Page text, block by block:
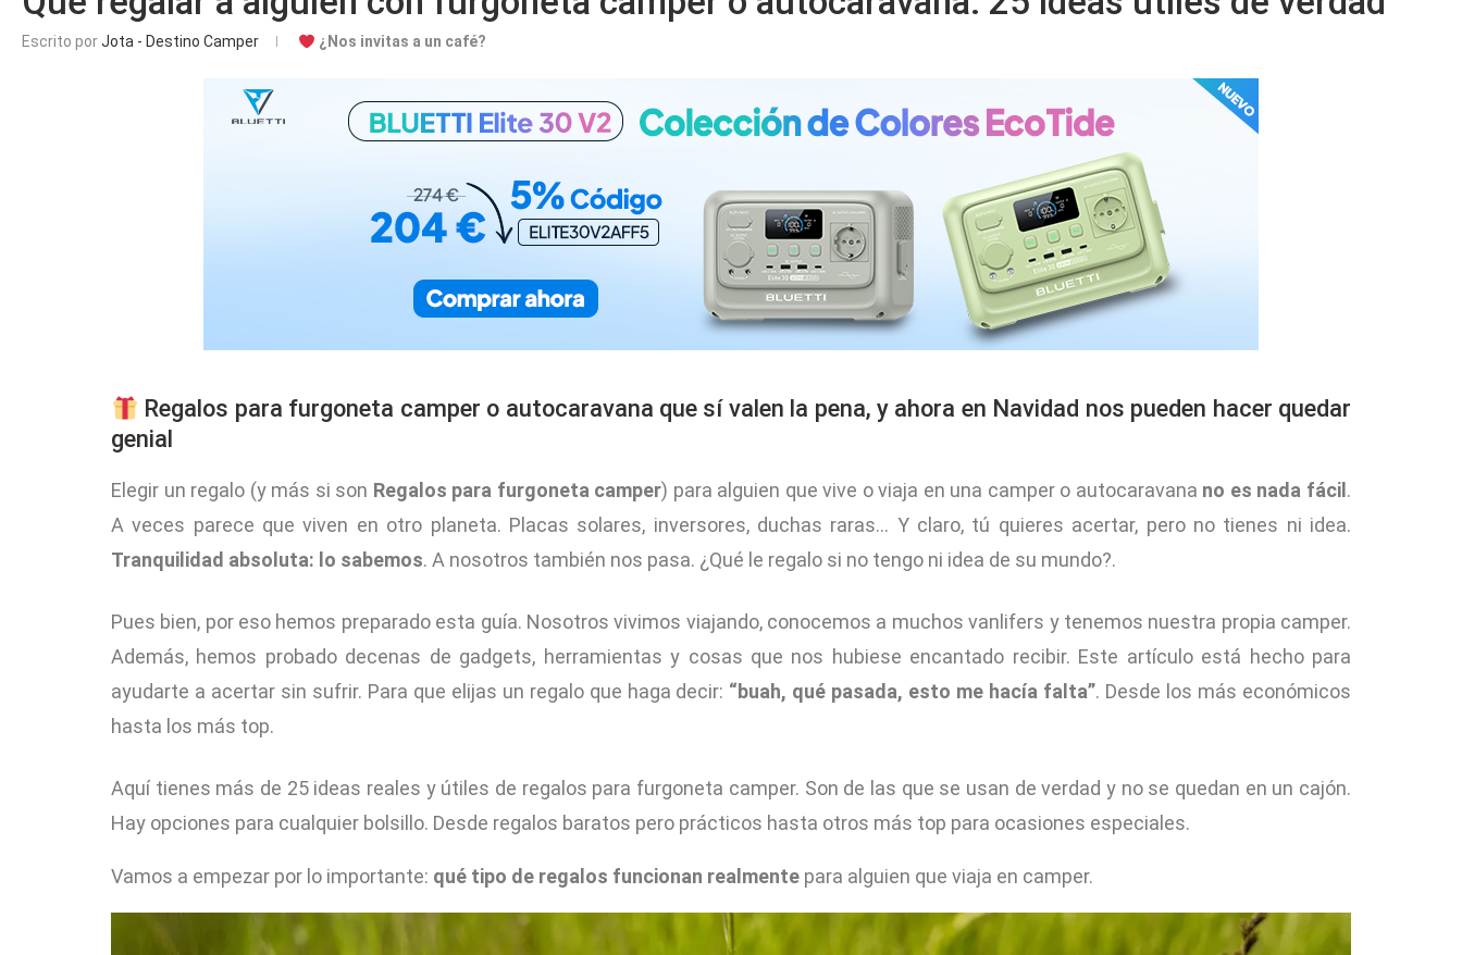
Escrito porJota - Destino Camper ¿Nos invitas a un café?
Regalos para furgoneta camper o autocaravana que sí valen la pena, y ahora en Navidad nos pueden hacer quedar
genial
Elegir un regalo (y más si son Regalos para furgoneta camper) para alguien que vive o viaja en una camper o autocaravana no es nada fácil .
A veces parece que viven en otro planeta. Placas solares, inversores, duchas raras… Y claro, tú quieres acertar, pero no tienes ni idea.
Tranquilidad absoluta: lo sabemos. A nosotros también nos pasa. ¿Qué le regalo si no tengo ni idea de su mundo?.
Pues bien, por eso hemos preparado esta guía. Nosotros vivimos viajando, conocemos a muchos vanlifers y tenemos nuestra propia camper.
Además, hemos probado decenas de gadgets, herramientas y cosas que nos hubiese encantado recibir. Este artículo está hecho para
ayudarte a acertar sin sufrir. Para que elijas un regalo que haga decir: “buah, qué pasada, esto me hacía falta”. Desde los más económicos
hasta los más top.
Aquí tienes más de 25 ideas reales y útiles de regalos para furgoneta camper. Son de las que se usan de verdad y no se quedan en un cajón.
Hay opciones para cualquier bolsillo. Desde regalos baratos pero prácticos hasta otros más top para ocasiones especiales.
Vamos a empezar por lo importante: qué tipo de regalos funcionan realmente para alguien que viaja en camper.